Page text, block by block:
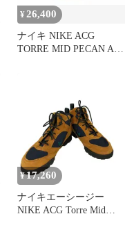
¥ 26,400
ナイキ NIKE ACG
TORRE MID PECAN AND
オリーブ ブラウン 茶色
【ブランド古着ベクト
ル】【中古】▲■260510
¥17,260
ナイキエーシージー
NIKE ACG Torre Mid